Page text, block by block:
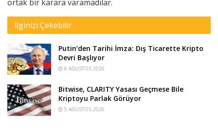
ortak bir karara varamadılar.
İlginizi Çekebilir
Putin’den Tarihi İmza: Dış Ticarette Kripto
Devri Başlıyor
6 AĞUSTOS 2026
Bitwise, CLARITY Yasası Geçmese Bile
Kriptoyu Parlak Görüyor
5 AĞUSTOS 2026